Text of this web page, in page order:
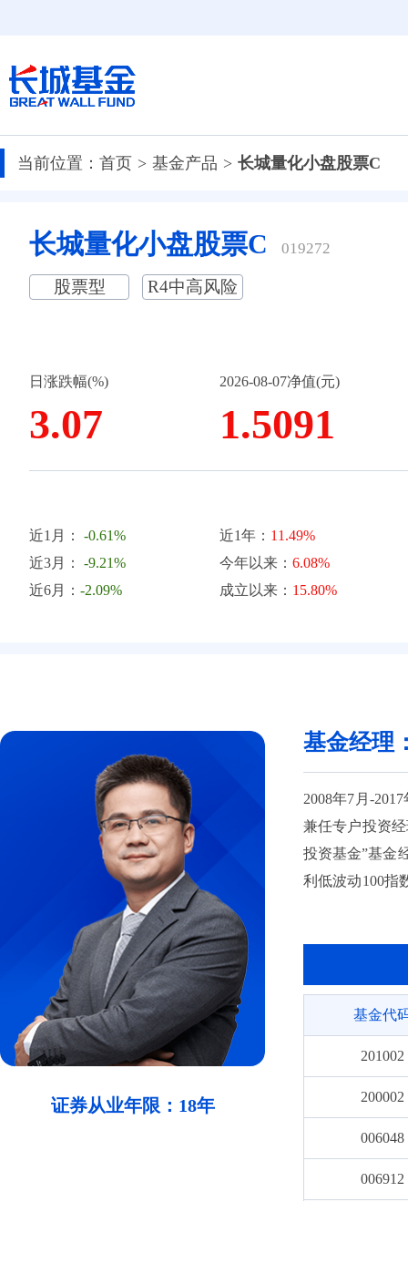
当前位置： 首页 基金产品 长城量化小盘股票C
长城量化小盘股票C 019272
股票型 R4中高风险
日涨跌幅(%)
3.07
2026-08-07净值(元)
1.5091
近1月： -0.61%
近3月： -9.21%
近6月： -2.09%
近1年： 11.49%
今年以来：6.08%
成立以来： 15.80%
证券从业年限：18年
基金经理
2008年7月-
兼任专户投资
投资基金”基金
利低波动100指
月至今任“长城
至今任“长城
基金代
201002
200002
006048
006912